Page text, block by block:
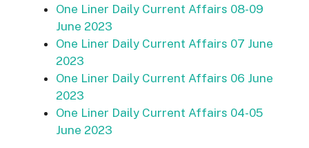
One Liner Daily Current Affairs 08-09
June 2023
One Liner Daily Current Affairs 07 June
2023
One Liner Daily Current Affairs 06 June
2023
One Liner Daily Current Affairs 04-05
June 2023